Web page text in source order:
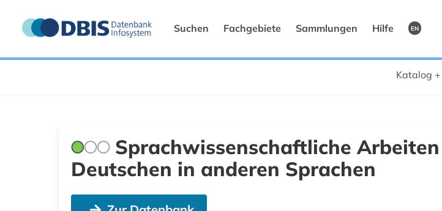
Suchen Fachgebiete Sammlungen Hilfe EN
Katalog
Sprachwissenschaftliche
Deutschen in anderen Sprachen